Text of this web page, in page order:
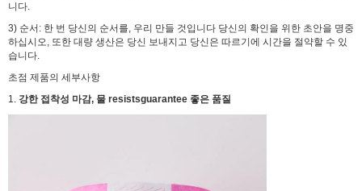
니다.
3) 순서: 한 번 당신의 순서를, 우리 만들 것입니다 당신의 확인을 위한 초안을 명중
하십시오, 또한 대량 생산은 당신 보내지고 당신은 따르기에 시간을 절약할 수 있
습니다.
초점 제품의 세부사항
1. 강한 접착성 마감, 물 resistsguarantee 좋은 품질